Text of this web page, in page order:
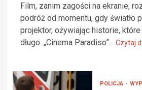
Film, zanim zagości na ekranie,
podróż od momentu, gdy światło
projektor, ożywiając historie,
długo. „Cinema Paradiso”... Czytaj
POLICJA